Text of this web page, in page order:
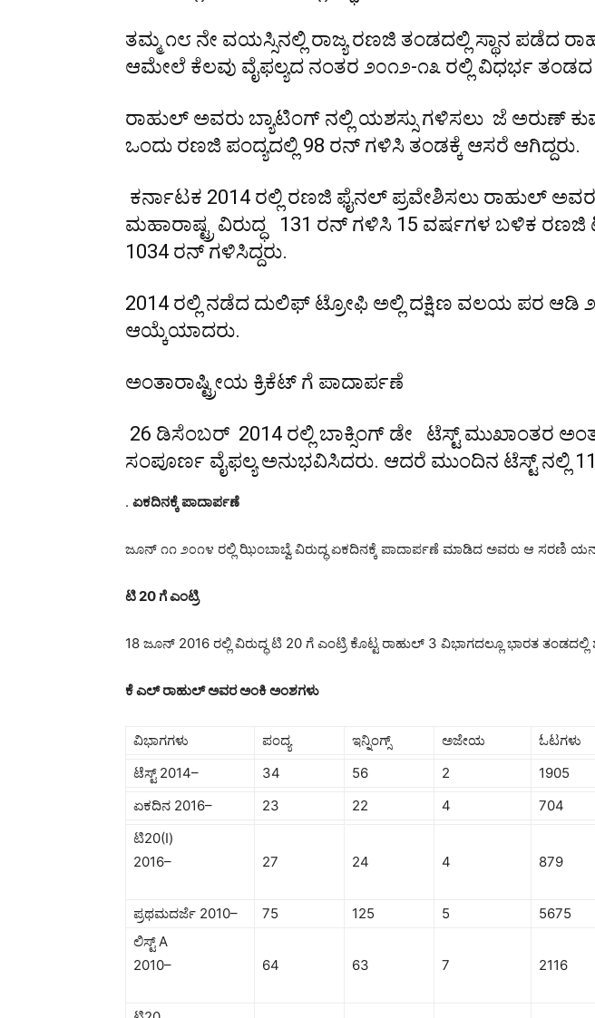
ತಮ್ಮ ೧೮ ನೇ ವಯಸ್ಸಿನಲ್ಲಿ ರಾಜ್ಯ ರಣಜಿ ತಂಡದಲ್ಲಿ ಸ್ಥಾನ ಪಡೆದ
ಆಮೇಲೆ ಕೆಲವು ವೈಫಲ್ಯದ ನಂತರ ೨೦೧೨-೧೩ ರಲ್ಲಿ ವಿಧರ್ಭ
ರಾಹುಲ್ ಅವರು ಬ್ಯಾಟಿಂಗ್ ನಲ್ಲಿ ಯಶಸ್ಸು ಗಳಿಸಲು ಜೆ
ಒಂದು ರಣಜಿ ಪಂದ್ಯದಲ್ಲಿ 98 ರನ್ ಗಳಿಸಿ ತಂಡಕ್ಕೆ ಆಸರೆ ಆಗಿದ್ದರು.
ಕರ್ನಾಟಕ 2014 ರಲ್ಲಿ ರಣಜಿ ಫೈನಲ್ ಪ್ರವೇಶಿಸಲು ರಾಹುಲ್
ಮಹಾರಾಷ್ಟ್ರ ವಿರುದ್ಧ 131 ರನ್ ಗಳಿಸಿ 15 ವರ್ಷಗಳ ಬಳಿಕ
1034 ರನ್ ಗಳಿಸಿದ್ದರು.
2014 ರಲ್ಲಿ ನಡೆದ ದುಲಿಫ್ ಟ್ರೋಫಿ ಅಲ್ಲಿ ದಕ್ಷಿಣ ವಲಯ ಪರ ಆಡಿ ೨
ಆಯ್ಕೆಯಾದರು.
ಅಂತಾರಾಷ್ಟ್ರೀಯ ಕ್ರಿಕೆಟ್ ಗೆ ಪಾದಾರ್ಪಣೆ
26 ಡಿಸೆಂಬರ್ 2014 ರಲ್ಲಿ ಬಾಕ್ಸಿಂಗ್ ಡೇ ಟೆಸ್ಟ್ ಮುಖಾಂತರ
ಸಂಪೂರ್ಣ ವೈಫಲ್ಯ ಅನುಭವಿಸಿದರು. ಆದರೆ ಮುಂದಿನ ಟೆಸ್ಟ್ ನಲ್ಲಿ
. ಏಕದಿನಕ್ಕೆಪಾದಾರ್ಪಣೆ
ಜೂನ್ ೧೧ ೨೦೧೪ ರಲ್ಲಿ ಝಿಂಬಾಬ್ವೆ ವಿರುದ್ಧ ಏಕದಿನಕ್ಕೆ ಪಾದಾರ್ಪಣೆ ಮಾಡಿದ ಅವರು ಆ ಸರಣಿ
ಟಿ20 ಗೆಎಂಟ್ರಿ
18 ಜೂನ್ 2016 ರಲ್ಲಿ ವಿರುದ್ಧ ಟಿ 20 ಗೆ ಎಂಟ್ರಿ ಕೊಟ್ಟ ರಾಹುಲ್ 3 ವಿಭಾಗದಲ್ಲೂ ಭಾರತ ತಂಡದಲ್ಲಿ
ಕೆಎಲ್ರಾಹುಲ್ಅವರಅಂಕಿ ಅಂಶಗಳು
ವಿಭಾಗಗಳು ಪಂದ್ಯ ಇನ್ನಿಂಗ್ಸ್ ಅಜೇಯ ಓಟಗಳು
ಟೆಸ್ಟ್ 2014–
34 56 2 1905
ಏಕದಿನ 2016–
23 22 4 704
ಟಿ20(I)
2016–
27 24 4 879
ಪ್ರಥಮದರ್ಜೆ 2010– 75 125 5 5675
ಲಿಸ್ಟ್ A
2010–
64 63 7 2116